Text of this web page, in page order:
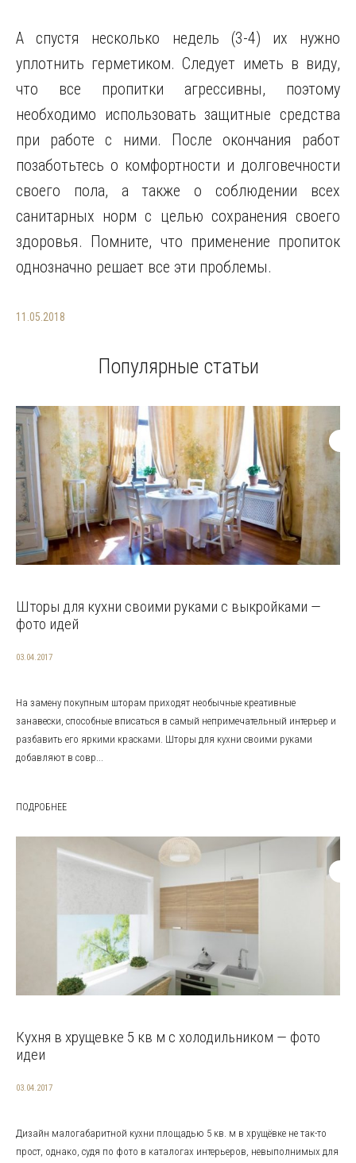
А спустя несколько недель (3-4) их нужно
уплотнить герметиком. Следует иметь в виду,
что все пропитки агрессивны, поэтому
необходимо использовать защитные средства
при работе с ними. После окончания работ
позаботьтесь о комфортности и долговечности
своего пола, а также о соблюдении всех
санитарных норм с целью сохранения своего
здоровья. Помните, что применение пропиток
однозначно решает все эти проблемы.
11.05.2018
Популярные статьи
Шторы для кухни своими руками с выкройками —
фото идей
03.04.2017
На замену покупным шторам приходят необычные креативные
занавески, способные вписаться в самый непримечательный интерьер и
разбавить его яркими красками. Шторы для кухни своими руками
добавляют в совр...
ПОДРОБНЕЕ
Кухня в хрущевке 5 кв м с холодильником — фото
идеи
03.04.2017
Дизайн малогабаритной кухни площадью 5 кв. м в хрущёвке не так-то
прост, однако, судя по фото в каталогах интерьеров, невыполнимых для